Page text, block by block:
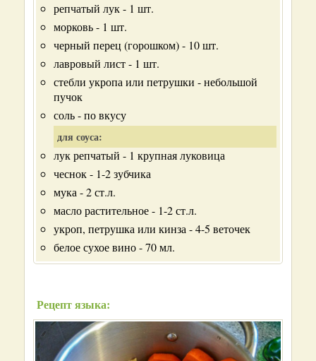
репчатый лук - 1 шт.
морковь - 1 шт.
черный перец (горошком) - 10 шт.
лавровый лист - 1 шт.
стебли укропа или петрушки - небольшой
пучок
соль - по вкусу
для соуса:
лук репчатый - 1 крупная луковица
чеснок - 1-2 зубчика
мука - 2 ст.л.
масло растительное - 1-2 ст.л.
укроп, петрушка или кинза - 4-5 веточек
белое сухое вино - 70 мл.
Рецепт языка: